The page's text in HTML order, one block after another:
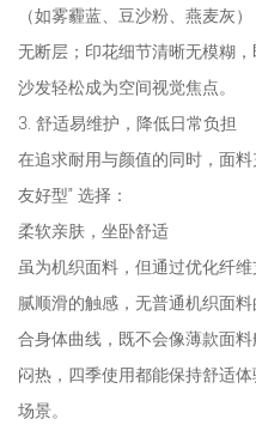
（如雾霾蓝、豆沙粉、燕麦灰
无断层；印花细节清晰无模糊
沙发轻松成为空间视觉焦点。
3. 舒适易维护，降低日常负担
在追求耐用与颜值的同时，面
友好型” 选择：
柔软亲肤，坐卧舒适
虽为机织面料，但通过优化纤
腻顺滑的触感，无普通机织面
合身体曲线，既不会像薄款面
闷热，四季使用都能保持舒适
场景。